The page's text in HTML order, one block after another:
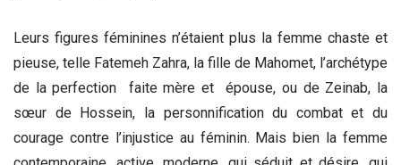
Leurs figures féminines n’étaient plus la femme chaste et
pieuse, telle Fatemeh Zahra, la fille de Mahomet, l’archétype
de la perfection faite mère et épouse, ou de Zeinab, la
sœur de Hossein, la personnification du combat et du
courage contre l’injustice au féminin. Mais bien la femme